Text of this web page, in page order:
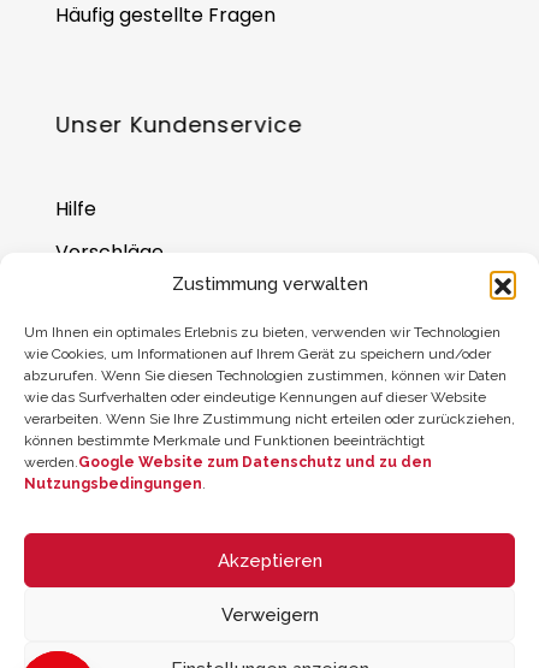
Zustimmung verwalten
Um Ihnen ein optimales Erlebnis zu bieten, verwenden wir Technologien
wie Cookies, um Informationen auf Ihrem Gerät zu speichern und/oder
abzurufen. Wenn Sie diesen Technologien zustimmen, können wir Daten
wie das Surfverhalten oder eindeutige Kennungen auf dieser Website
verarbeiten. Wenn Sie Ihre Zustimmung nicht erteilen oder zurückziehen,
können bestimmte Merkmale und Funktionen beeinträchtigt
werden.Google Website zum Datenschutz und zu den
Nutzungsbedingungen.
Akzeptieren
Verweigern
Häufig gestellte Fragen
Unser Kundenservice
Hilfe
Vorschläge
Wo Sie uns finden
Saldo der Geschenkkarte
© 2026 ZYCLE OFFICIAL | The Latest Technology for your Workouts
All rights reserved